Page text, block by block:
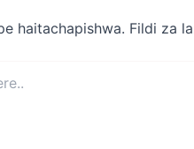
haitachapishwa. Fildi za